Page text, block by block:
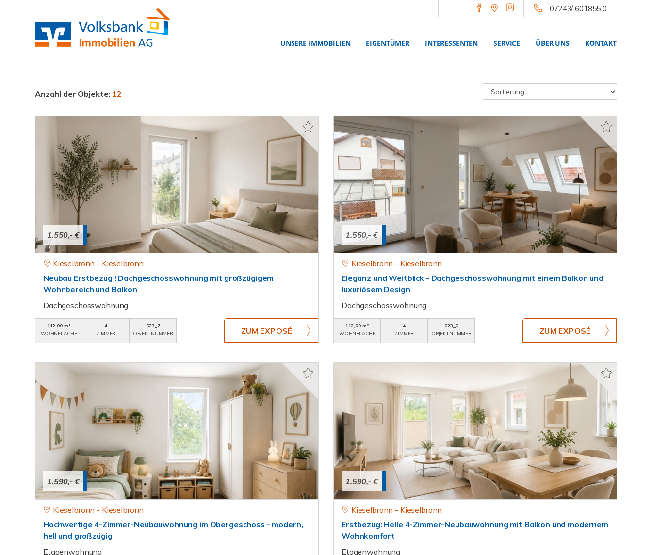
07243/ 601855 0
UNSERE IMMOBILIEN EIGENTÜMER INTERESSENTEN SERVICE ÜBER UNS KONTAKT
Anzahl der Objekte: 12
1.550,- €
Kieselbronn - Kieselbronn
Neubau Erstbezug ! Dachgeschosswohnung mit großzügigem
Wohnbereich und Balkon
Dachgeschosswohnung
112,09 m²
WOHNFLÄCHE
4
ZIMMER
623_7
OBJEKTNUMMER
ZUM EXPOSÉ
1.550,- €
Kieselbronn - Kieselbronn
Eleganz und Weitblick - Dachgeschosswohnung mit einem Balkon und
luxuriösem Design
Dachgeschosswohnung
112,09 m²
WOHNFLÄCHE
4
ZIMMER
623_6
OBJEKTNUMMER
ZUM EXPOSÉ
1.590,- €
Kieselbronn - Kieselbronn
Hochwertige 4-Zimmer-Neubauwohnung im Obergeschoss - modern,
hell und großzügig
Etagenwohnung
1.590,- €
Kieselbronn - Kieselbronn
Erstbezug: Helle 4-Zimmer-Neubauwohnung mit Balkon und modernem
Wohnkomfort
Etagenwohnung